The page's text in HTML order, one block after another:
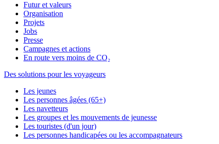
Futur et valeurs
Organisation
Projets
Jobs
Presse
Campagnes et actions
En route vers moins de CO₂
Des solutions pour les voyageurs
Les jeunes
Les personnes âgées (65+)
Les navetteurs
Les groupes et les mouvements de jeunesse
Les touristes (d'un jour)
Les personnes handicapées ou les accompagnateurs